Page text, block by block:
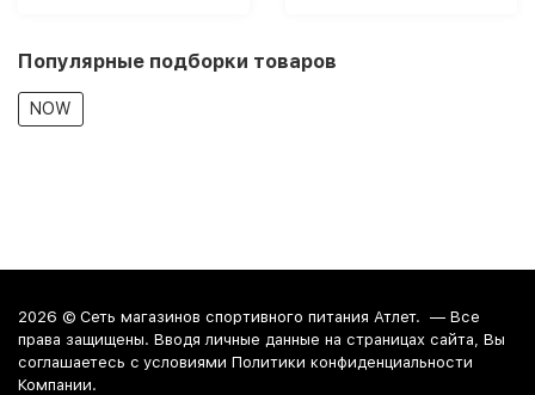
Популярные подборки товаров
NOW
2026 © Сеть магазинов спортивного питания Атлет. — Все
права защищены. Вводя личные данные на страницах сайта, Вы
соглашаетесь c условиями Политики конфиденциальности
Компании.